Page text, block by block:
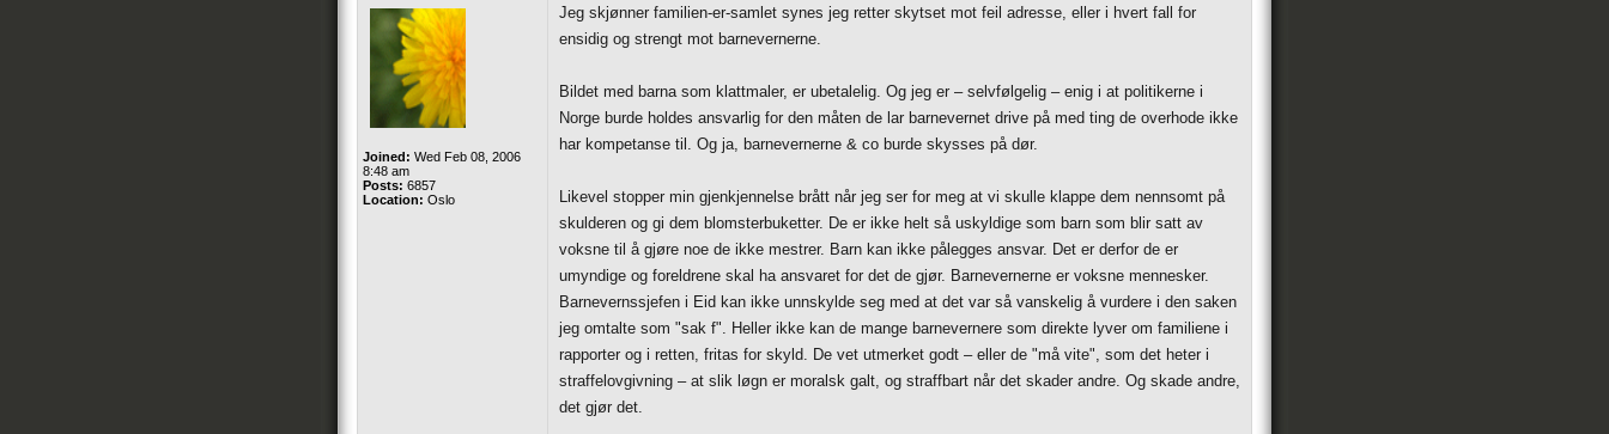
Joined: Wed Feb 08, 2006
8:48 am
Posts: 6857
Location: Oslo
Jeg skjønner familien-er-samlet synes jeg retter skytset mot feil adresse, eller i hvert fall for
ensidig og strengt mot barnevernerne.
Bildet med barna som klattmaler, er ubetalelig. Og jeg er – selvfølgelig – enig i at politikerne i
Norge burde holdes ansvarlig for den måten de lar barnevernet drive på med ting de overhode ikke
har kompetanse til. Og ja, barnevernerne & co burde skysses på dør.
Likevel stopper min gjenkjennelse brått når jeg ser for meg at vi skulle klappe dem nennsomt på
skulderen og gi dem blomsterbuketter. De er ikke helt så uskyldige som barn som blir satt av
voksne til å gjøre noe de ikke mestrer. Barn kan ikke pålegges ansvar. Det er derfor de er
umyndige og foreldrene skal ha ansvaret for det de gjør. Barnevernerne er voksne mennesker.
Barnevernssjefen i Eid kan ikke unnskylde seg med at det var så vanskelig å vurdere i den saken
jeg omtalte som "sak f". Heller ikke kan de mange barnevernere som direkte lyver om familiene i
rapporter og i retten, fritas for skyld. De vet utmerket godt – eller de "må vite", som det heter i
straffelovgivning – at slik løgn er moralsk galt, og straffbart når det skader andre. Og skade andre,
det gjør det.